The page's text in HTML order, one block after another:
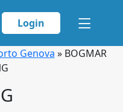
Login
Genova » BOGMAR